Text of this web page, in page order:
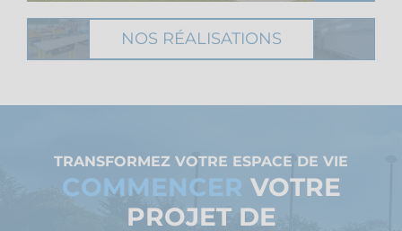
NOS RÉALISATIONS
TRANSFORMEZ VOTRE ESPACE DE VIE
COMMENCER VOTRE
PROJET DE